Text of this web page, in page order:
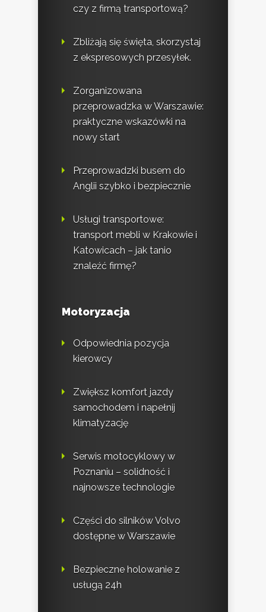
czy z firmą transportową?
Zbliżają się święta, skorzystaj
z ekspresowych przesyłek.
Zorganizowana
przeprowadzka w Warszawie:
praktyczne wskazówki na
nowy start
Przeprowadzki busem do
Anglii szybko i bezpiecznie
Usługi transportowe:
transport mebli w Krakowie i
Katowicach – jak tanio
znaleźć firmę?
Motoryzacja
Odpowiednia pozycja
kierowcy
Zwiększ komfort jazdy
samochodem i napełnij
klimatyzację
Serwis motocyklowy w
Poznaniu – solidność i
najnowsze technologie
Części do silników Volvo
dostępne w Warszawie
Bezpieczne holowanie z
usługą 24h